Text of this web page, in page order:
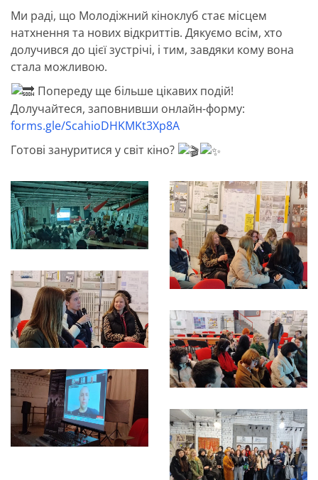
Ми раді, що Молодіжний кіноклуб стає місцем
натхнення та нових відкриттів. Дякуємо всім, хто
долучився до цієї зустрічі, і тим, завдяки кому вона
стала можливою.
Попереду ще більше цікавих подій!
Долучайтеся, заповнивши онлайн-форму:
forms.gle/ScahioDHKMKt3Xp8A
Готові зануритися у світ кіно?